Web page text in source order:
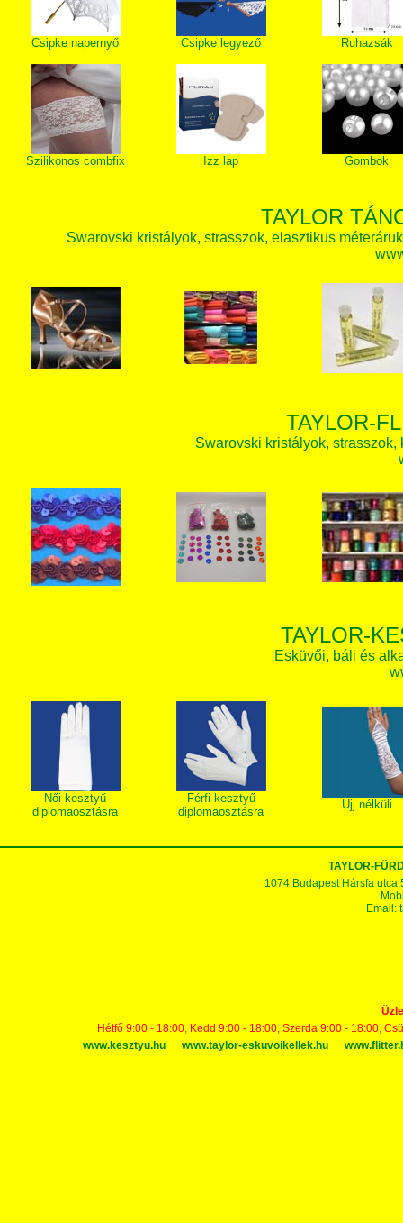
Csipke napernyő Csipke legyező Ruhazsák
Szilikonos combfix Izz lap Gombok
TAYLOR
Swarovski kristályok, strasszok, elasztikus
TAYLOR-
Swarovski kristályok,
TAYLOR-
Esküvői, báli és
Női kesztyű
diplomaosztásra
Férfi kesztyű
diplomaosztásra
Ujj nélküli
TAYLOR-
1074 Budapest Hársfa utca
Email:
Hétfő 9:00 - 18:00, Kedd 9:00 - 18:00, Szerda 9:00 - 18:00,
www.kesztyu.hu
www.taylor-eskuvoikellek.hu